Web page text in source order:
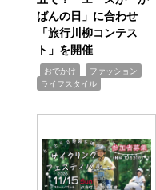
ばんの日」に合わせ
「旅行川柳コンテス
ト」を開催
おでかけ ファッション
ライフスタイル